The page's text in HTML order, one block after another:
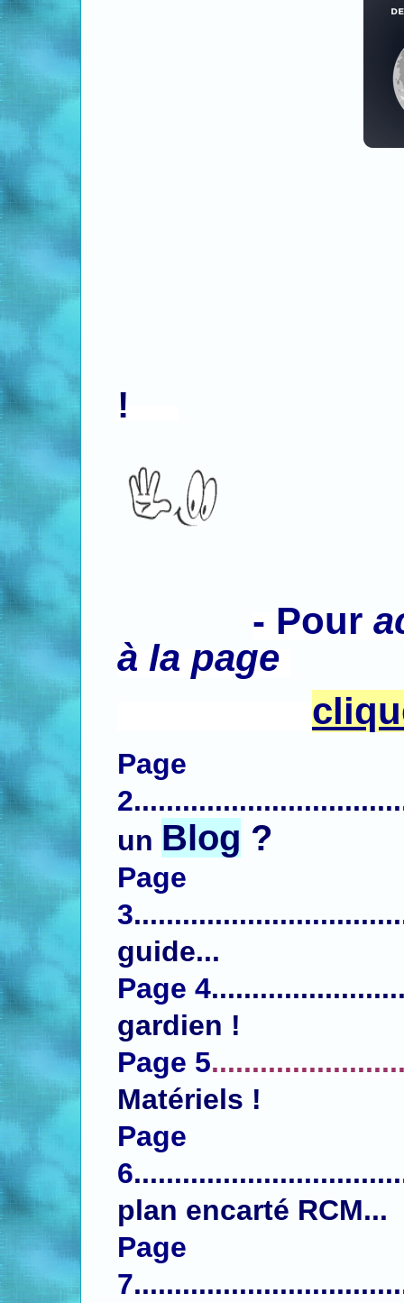
!
- Pour
à la page
Page
2
un Blog ?
Page
3
guide...
Page 4
gardien !
Page 5
Matériels !
Page
6
plan encarté RCM...
Page
7